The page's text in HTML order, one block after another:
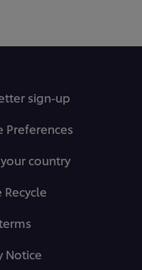
sign-up
Preferences
country
Recycle
Notice